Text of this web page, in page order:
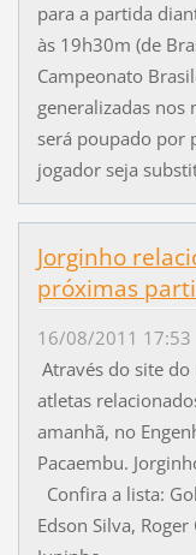
para a partida
às 19h30m (de
Campeonato
generalizadas nos
será poupado por
jogador seja
Jorginho
próximas
16/08/2011 17:53
Através do site
atletas
amanhã, no
Pacaembu.
Confira a lista:
Edson Silva,